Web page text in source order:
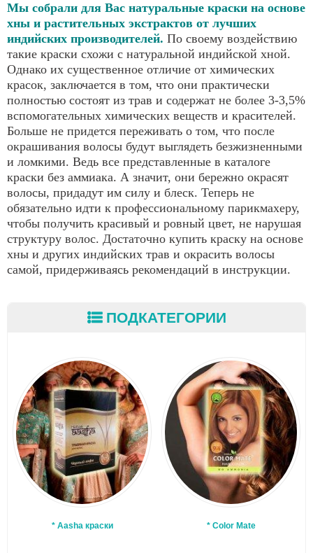
Мы собрали для Вас натуральные краски на основе
хны и растительных экстрактов от лучших
индийских производителей. По своему воздействию
такие краски схожи с натуральной индийской хной.
Однако их существенное отличие от химических
красок, заключается в том, что они практически
полностью состоят из трав и содержат не более 3-3,5%
вспомогательных химических веществ и красителей.
Больше не придется переживать о том, что после
окрашивания волосы будут выглядеть безжизненными
и ломкими. Ведь все представленные в каталоге
краски без аммиака. А значит, они бережно окрасят
волосы, придадут им силу и блеск. Теперь не
обязательно идти к профессиональному парикмахеру,
чтобы получить красивый и ровный цвет, не нарушая
структуру волос. Достаточно купить краску на основе
хны и других индийских трав и окрасить волосы
самой, придерживаясь рекомендаций в инструкции.
ПОДКАТЕГОРИИ
* Aasha краски * Color Mate